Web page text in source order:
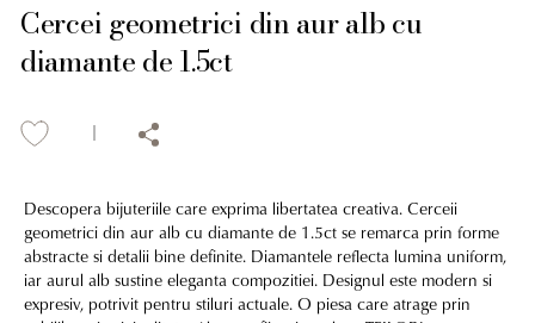
Cercei geometrici din aur alb cu
diamante de 1.5ct
Descopera bijuteriile care exprima libertatea creativa. Cerceii
geometrici din aur alb cu diamante de 1.5ct se remarca prin forme
abstracte si detalii bine definite. Diamantele reflecta lumina uniform,
iar aurul alb sustine eleganta compozitiei. Designul este modern si
expresiv, potrivit pentru stiluri actuale. O piesa care atrage prin